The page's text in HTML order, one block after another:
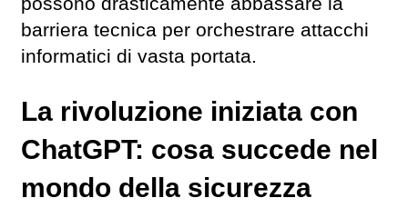
barriera tecnica per orchestrare attacchi
informatici di vasta portata.
La rivoluzione iniziata con
ChatGPT: cosa succede nel
mondo della sicurezza